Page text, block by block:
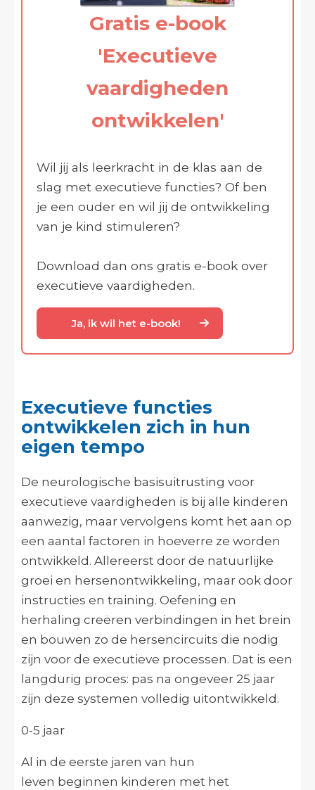
Gratis e-book
'Executieve
vaardigheden
ontwikkelen'
Wil jij als leerkracht in de klas aan de
slag met executieve functies? Of ben
je een ouder en wil jij de ontwikkeling
van je kind stimuleren?
Download dan ons gratis e-book over
executieve vaardigheden.
Ja, ik wil het e-book!
Executieve functies
ontwikkelen zich in hun
eigen tempo
De neurologische basisuitrusting voor
executieve vaardigheden is bij alle kinderen
aanwezig, maar vervolgens komt het aan op
een aantal factoren in hoeverre ze worden
ontwikkeld. Allereerst door de natuurlijke
groei en hersenontwikkeling, maar ook door
instructies en training. Oefening en
herhaling creëren verbindingen in het brein
en bouwen zo de hersencircuits die nodig
zijn voor de executieve processen. Dat is een
langdurig proces: pas na ongeveer 25 jaar
zijn deze systemen volledig uitontwikkeld.
0-5 jaar
Al in de eerste jaren van hun
leven beginnen kinderen met het